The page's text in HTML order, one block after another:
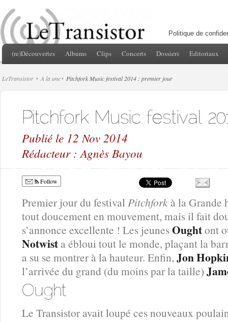
Politique de
(re)Découvertes Albums Clips Concerts Dossiers Editoriaux
LeTransistor A la une Pitchfork Music festival 2014 : premier jour
Publié le 12 Nov 2014
Rédacteur : Agnès Bayou
Follow
Premier jour du festivalPitchfork à la Grande
tout doucement en mouvement, mais il fait
s’annonce excellente ! Les jeunesOughtont
Notwist a ébloui tout le monde, plaçant la
a su se montrer à la hauteur. Enfin, Jon
l’arrivée du grand (du moins par la taille)
Le Transistor avait loupé ces nouveaux